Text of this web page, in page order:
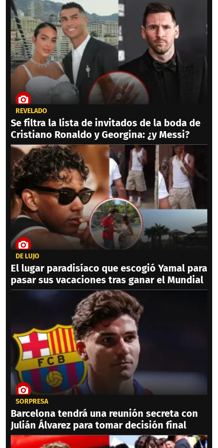
REVELADO
Se filtra la lista de invitados de la boda de
Cristiano Ronaldo y Georgina: ¿y Messi?
DE LUJO
El lugar paradisíaco que escogió Yamal para
pasar sus vacaciones tras ganar el Mundial
SORPRESA
Barcelona tendrá una reunión secreta con
Julián Álvarez para tomar decisión final